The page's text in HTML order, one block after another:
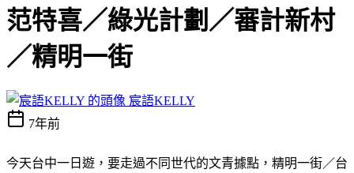
范特喜／綠光計劃／審計新村
／精明一街
宸語KELLY
7年前
今天台中一日遊，要走過不同世代的文青據點，精明一街／台